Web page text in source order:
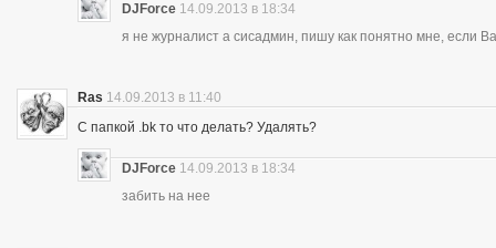
DJForce 14.09.2013 в 18:34
я не журналист а сисадмин, пишу как понятно мне, если
Ras 14.09.2013 в 11:40
С папкой .bk то что делать? Удалять?
DJForce 14.09.2013 в 18:34
забить на нее